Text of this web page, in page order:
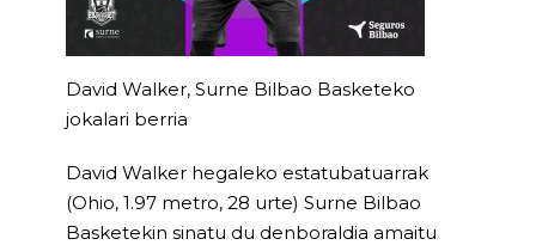
David Walker, Surne Bilbao Basketeko
jokalari berria
David Walker hegaleko estatubatuarrak
(Ohio, 1.97 metro, 28 urte) Surne Bilbao
Basketekin sinatu du denboraldia amaitu